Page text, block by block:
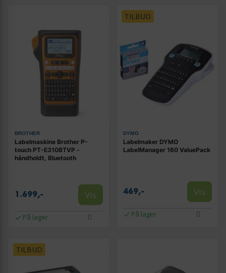
BROTHER
Labelmaskine Brother P-
touch PT-E310BTVP -
håndholdt, Bluetooth
1.699,- Vis
På lager
TILBUD
DYMO
Labelmaker DYMO
LabelManager 160 ValuePack
469,- Vis
På lager
TILBUD